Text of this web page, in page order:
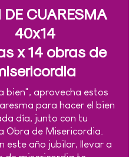
DE CUARESMA
40x14
x 14 obras de
bien", aprovecha estos
para hacer el bien
día, junto con tu
Obra de Misericordia.
este año jubilar, llevar a